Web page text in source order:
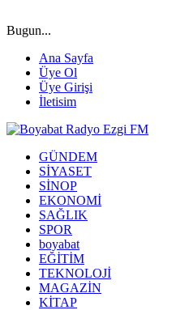
Bugun...
Ana Sayfa
Üye Ol
Üye Girişi
İletisim
GÜNDEM
SİYASET
SİNOP
EKONOMİ
SAĞLIK
SPOR
boyabat
EĞİTİM
TEKNOLOJİ
MAGAZİN
KİTAP